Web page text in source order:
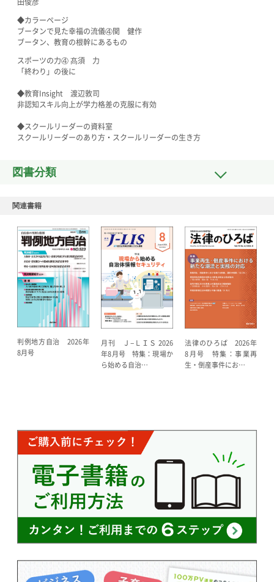
◆カラーページ
ブータンで見た幸福の流儀④関 健作
ブータン、教育の根幹にあるもの
スポーツの力④ 髙須 力
「終わり」の後に
◆教育Insight 渡辺敦司
非認知スキル向上が学力格差の克服に有効
◆スクールリーダーの資料室
スクールリーダーのあり方・スクールリーダーの生き方
図書分類
関連書籍
判例地方自治 2026年
8月号
月刊 Ｊ−ＬＩＳ 2026
年8月号 特集：現場か
ら始める自治…
法律のひろば 2026年
8月号 特集：事業再
生・倒産事件にお…